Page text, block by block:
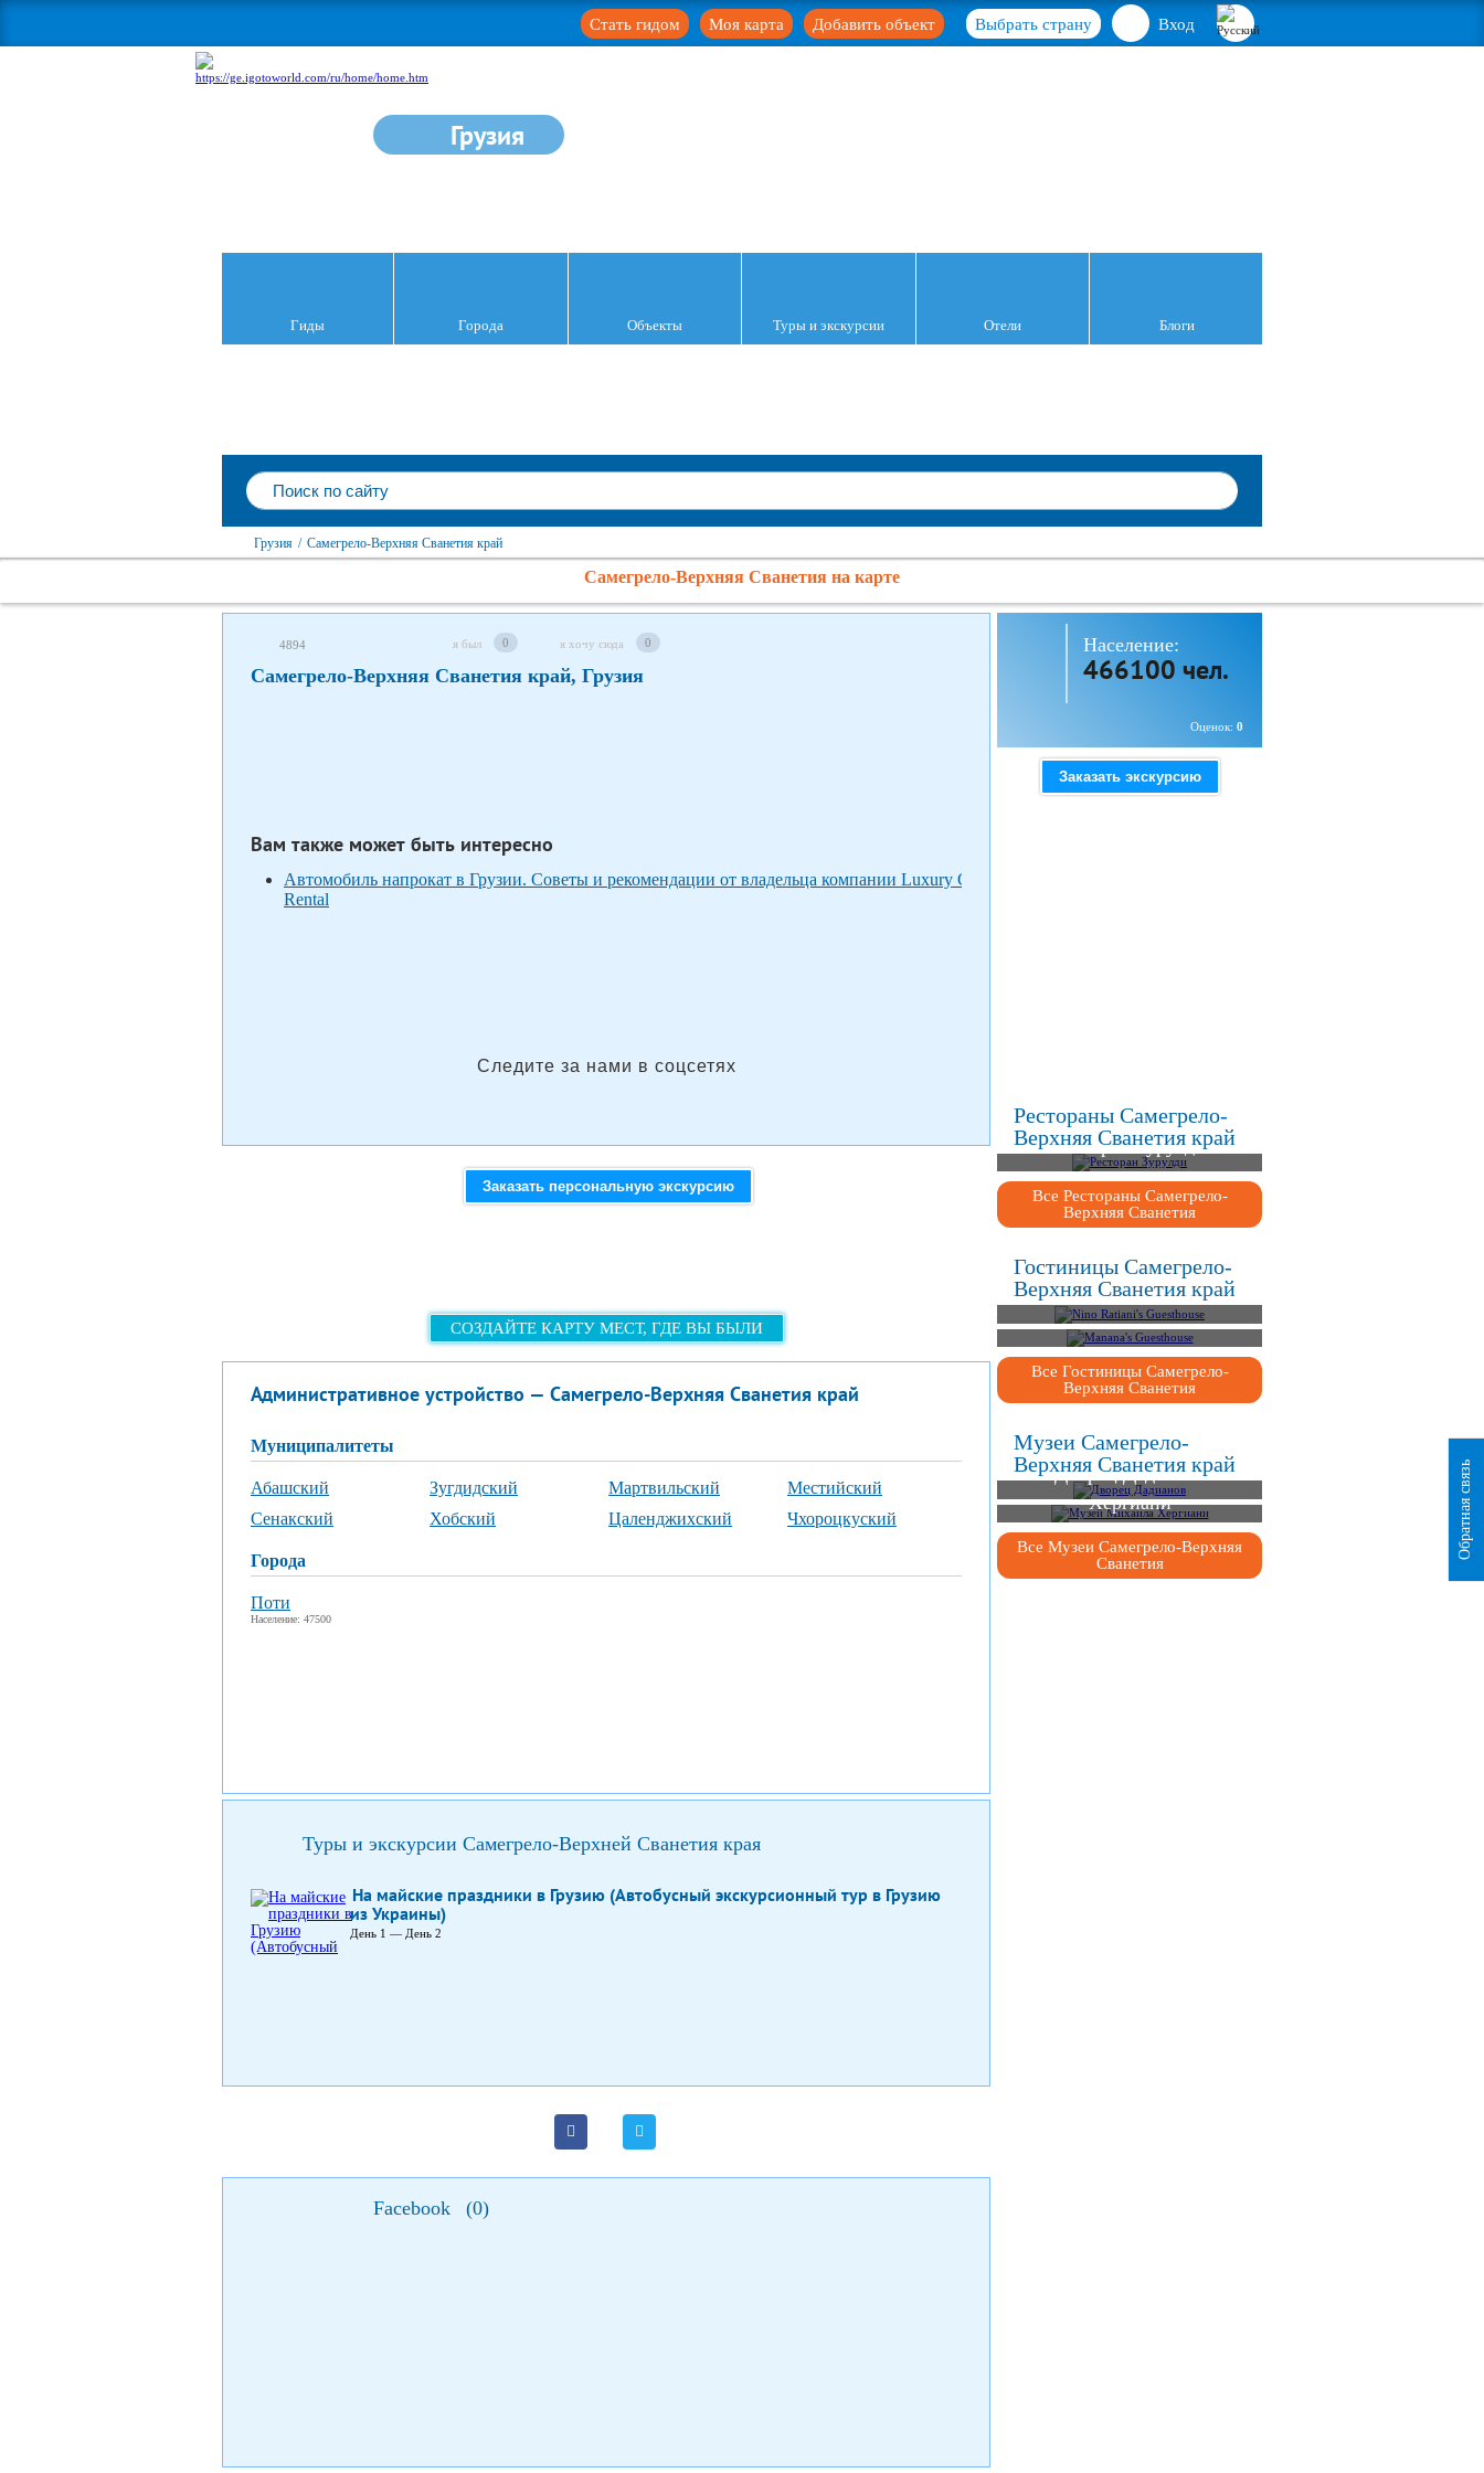
Вход
Выбрать страну
Добавить объект
Моя карта
Стать гидом
Грузия
Гиды Города Объекты Туры и экскурсии Отели Блоги
Грузия / Самегрело-Верхняя Сванетия край
Самегрело-Верхняя Сванетия на карте
4894 я был 0 я хочу сюда 0
Самегрело-Верхняя Сванетия край, Грузия
Вам также может быть интересно
Автомобиль напрокат в Грузии. Советы и рекомендации от владельца компании Luxury Car
Rental
Следите за нами в соцсетях
Заказать персональную экскурсию
СОЗДАЙТЕ КАРТУ МЕСТ, ГДЕ ВЫ БЫЛИ
Административное устройство — Самегрело-Верхняя Сванетия край
муниципалитеты
Абашский Зугдидский Мартвильский
Местийский
Сенакский
Хобский Цаленджихский Чхороцкуский
города
Поти
Население: 47500
Туры и экскурсии Самегрело-Верхней Сванетия края
На майские праздники в Грузию (Автобусный экскурсионный тур в Грузию
из Украины)
День 1 — День 2
Facebook (0)
Население:
466100 чел.
Оценок: 0
Заказать экскурсию
Рестораны Самегрело-
Верхняя Сванетия край
Ресторан Зурулди
Все Рестораны Самегрело-
Верхняя Сванетия
Гостиницы Самегрело-
Верхняя Сванетия край
Nino Ratiani's Guesthouse
Manana's Guesthouse
Все Гостиницы Самегрело-
Верхняя Сванетия
Музеи Самегрело-
Верхняя Сванетия край
Дворец Дадианов
Музей Михаила
Хергиани
Все Музеи Самегрело-Верхняя
Сванетия
Обратная связь